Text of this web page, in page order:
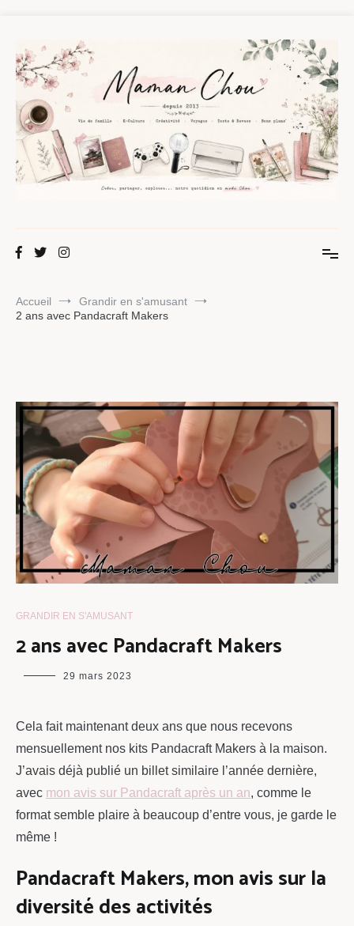
contenu
Maman Chou
Accueil
Grandir en s'amusant
2 ans avec Pandacraft Makers
GRANDIR EN S'AMUSANT
2 ans avec Pandacraft Makers
maman
29 mars 2023
Cela fait maintenant deux ans que nous recevons
mensuellement nos kits Pandacraft Makers à la maison.
J’avais déjà publié un billet similaire l’année dernière,
avec mon avis sur Pandacraft après un an, comme le
format semble plaire à beaucoup d’entre vous, je garde le
même !
Pandacraft Makers, mon avis sur la
diversité des activités